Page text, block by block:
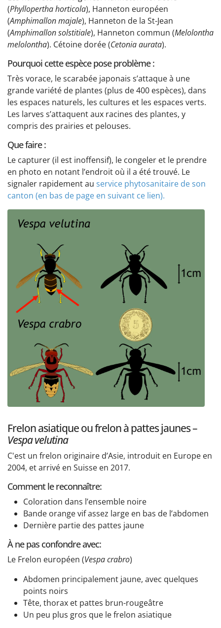
(Phyllopertha horticola), Hanneton européen
(Amphimallon majale), Hanneton de la St-Jean
(Amphimallon solstitiale), Hanneton commun (Melolontha
melolontha). Cétoine dorée (Cetonia aurata).
Pourquoi cette espèce pose problème :
Très vorace, le scarabée japonais s’attaque à une
grande variété de plantes (plus de 400 espèces), dans
les espaces naturels, les cultures et les espaces verts.
Les larves s’attaquent aux racines des plantes, y
compris des prairies et pelouses.
Que faire :
Le capturer (il est inoffensif), le congeler et le prendre
en photo en notant l’endroit où il a été trouvé. Le
signaler rapidement au service phytosanitaire de son
canton (en bas de page en suivant ce lien).
Frelon asiatique ou frelon à pattes jaunes –
Vespa velutina
C'est un frelon originaire d’Asie, introduit en Europe en
2004, et arrivé en Suisse en 2017.
Comment le reconnaître:
Coloration dans l’ensemble noire
Bande orange vif assez large en bas de l’abdomen
Dernière partie des pattes jaune
À ne pas confondre avec:
Le Frelon européen (Vespa crabro)
Abdomen principalement jaune, avec quelques
points noirs
Tête, thorax et pattes brun-rougeâtre
Un peu plus gros que le frelon asiatique